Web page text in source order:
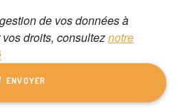
de vos données à
droits, consulteznotre
ENVOYER